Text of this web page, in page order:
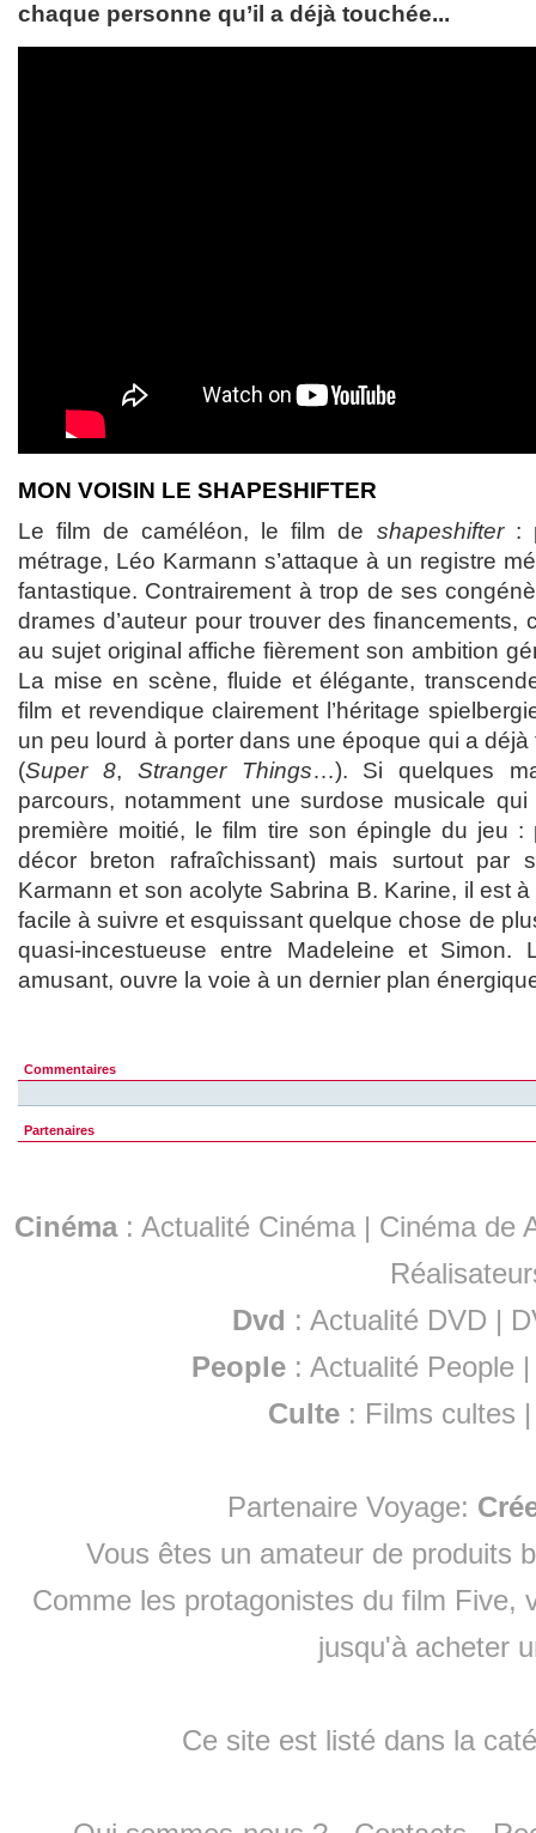
chaque personne qu’il a déjà touchée...
MON VOISIN LE SHAPESHIFTER
Le film de caméléon, le film de shapeshifter:
métrage, Léo Karmann s’attaque à un registre
fantastique. Contrairement à trop de ses
drames d’auteur pour trouver des financements,
au sujet original affiche fièrement son ambition
La mise en scène, fluide et élégante,
film et revendique clairement l’héritage
un peu lourd à porter dans une époque qui a
(Super 8, Stranger Things…). Si quelques
parcours, notamment une surdose musicale
première moitié, le film tire son épingle du jeu
décor breton rafraîchissant) mais surtout par
Karmann et son acolyte Sabrina B. Karine, il est
facile à suivre et esquissant quelque chose de
quasi-incestueuse entre Madeleine et Simon.
amusant, ouvre la voie à un dernier plan
Commentaires
Partenaires
Cinéma: Actualité Cinéma | Cinéma de
Dvd : Actualité DVD |
People :Actualité People
Culte : Films cultes
Partenaire Voyage:
Vous êtes un amateur de produits
Comme les protagonistes du film Five,
jusqu'à acheter
Ce site est listé dans la